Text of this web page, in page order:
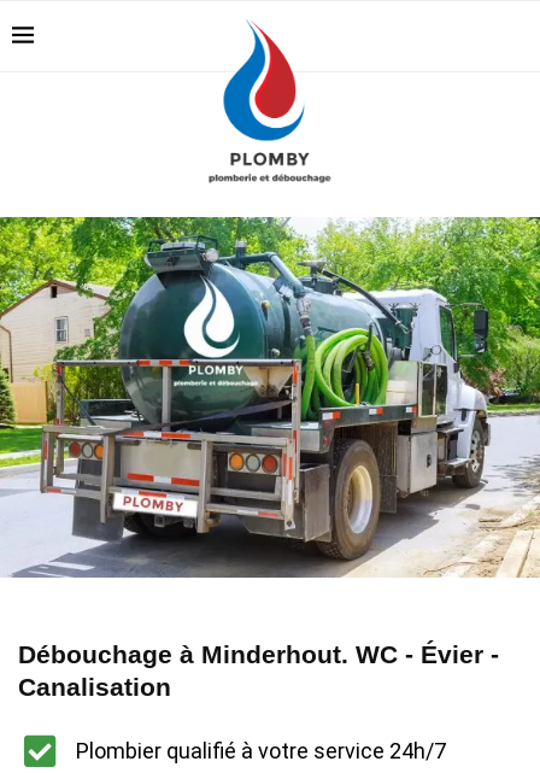
Débouchage à Minderhout. WC - Évier -
Canalisation
Plombier qualifié à votre service 24h/7